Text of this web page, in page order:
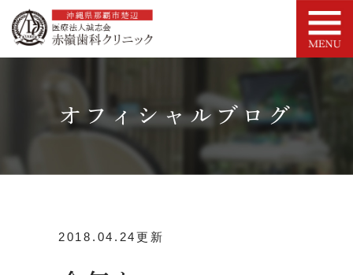
オフィシャルブログ
2018.04.24更新